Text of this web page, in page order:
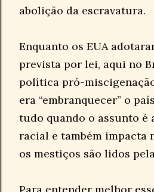
abolição da escravatura.
Enquanto os EUA
prevista por lei, aqui no
política pró-
era “embranquecer” o
tudo quando o assunto é
racial e também impacta
os mestiços são lidos
Para entender melhor